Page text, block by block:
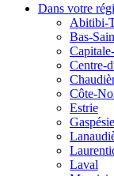
Dans votre
Abitibi-
Bas-
Centre-
Côte-
Estrie
Laval